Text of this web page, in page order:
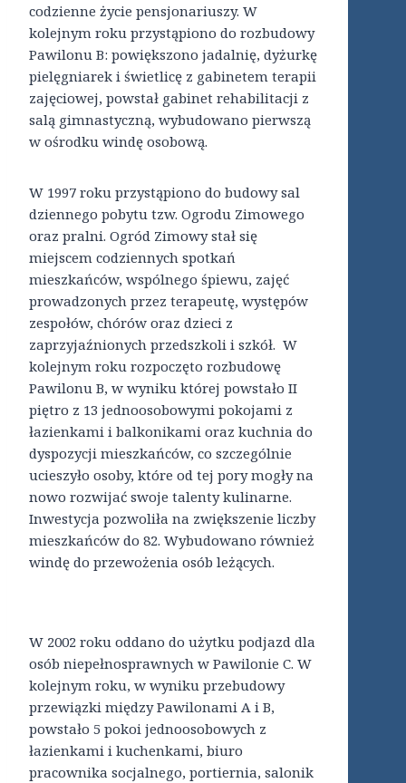
codzienne życie pensjonariuszy. W
kolejnym roku przystąpiono do rozbudowy
Pawilonu B: powiększono jadalnię, dyżurkę
pielęgniarek i świetlicę z gabinetem terapii
zajęciowej, powstał gabinet rehabilitacji z
salą gimnastyczną, wybudowano pierwszą
w ośrodku windę osobową.
W 1997 roku przystąpiono do budowy sal
dziennego pobytu tzw. Ogrodu Zimowego
oraz pralni. Ogród Zimowy stał się
miejscem codziennych spotkań
mieszkańców, wspólnego śpiewu, zajęć
prowadzonych przez terapeutę, występów
zespołów, chórów oraz dzieci z
zaprzyjaźnionych przedszkoli i szkół. W
kolejnym roku rozpoczęto rozbudowę
Pawilonu B, w wyniku której powstało II
piętro z 13 jednoosobowymi pokojami z
łazienkami i balkonikami oraz kuchnia do
dyspozycji mieszkańców, co szczególnie
ucieszyło osoby, które od tej pory mogły na
nowo rozwijać swoje talenty kulinarne.
Inwestycja pozwoliła na zwiększenie liczby
mieszkańców do 82. Wybudowano również
windę do przewożenia osób leżących.
W 2002 roku oddano do użytku podjazd dla
osób niepełnosprawnych w Pawilonie C. W
kolejnym roku, w wyniku przebudowy
przewiązki między Pawilonami A i B,
powstało 5 pokoi jednoosobowych z
łazienkami i kuchenkami, biuro
pracownika socjalnego, portiernia, salonik